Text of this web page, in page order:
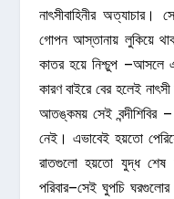
নাৎসীবাহিনীর
গোপন আস্তানায় লুকিয়ে
কাতর হয়ে নিশ্চুপ –আসলে
কারণ বাইরে বের হলেই
আতঙ্কময় সেই বন্দীশিবির
নেই। এভাবেই হয়তো
রাতগুলো হয়তো যুদ্ধ শেষ
পরিবার–সেই ঘুপচি